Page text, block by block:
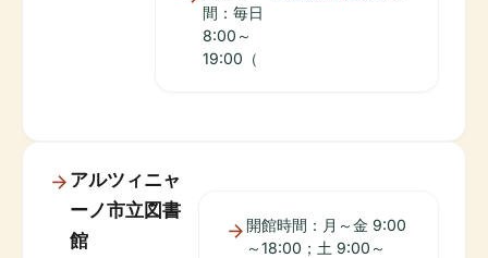
間：毎日
8:00～
19:00（
アルツィニャ
ーノ市立図書
館
開館時間：月～金 9:00
～18:00；土 9:00～